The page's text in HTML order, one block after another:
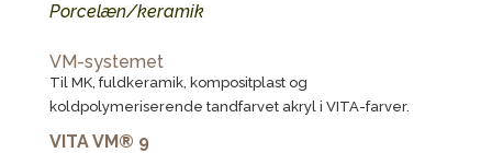
Porcelæn/keramik
VM-systemet
Til MK, fuldkeramik, kompositplast og
koldpolymeriserende tandfarvet akryl i VITA-farver.
VITA VM® 9